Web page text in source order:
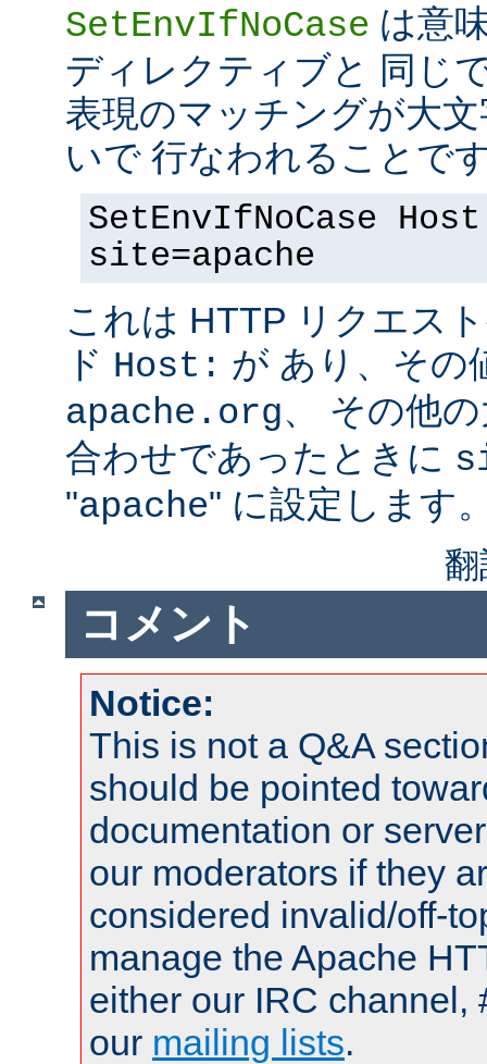
SetEnvIfNoCase は意
ディレクティブと 同じ
表現のマッチングが大
いで 行なわれることで
SetEnvIfNoCase
site=apache
これは HTTP リクエス
ド Host: が あり、その
apache.org、 その他
合わせであったときに
"apache" に設定します
コメント
Notice:
This is not a Q&A
should be pointed
documentation or
our moderators if they
considered invalid/off-
manage the Apache
either our IRC channel,
our mailing lists.